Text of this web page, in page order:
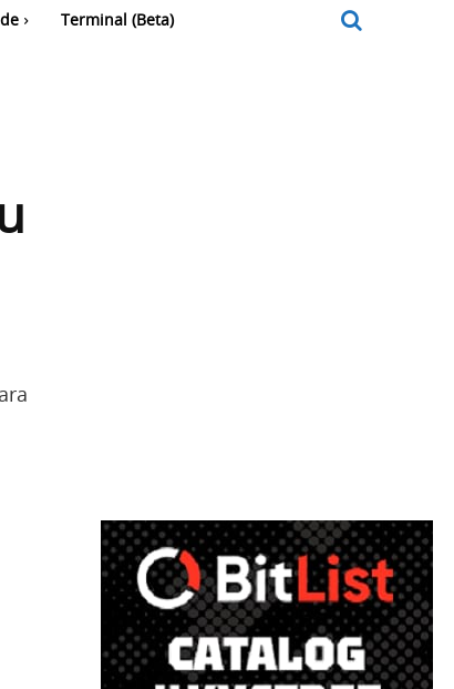
Terminal (Beta)